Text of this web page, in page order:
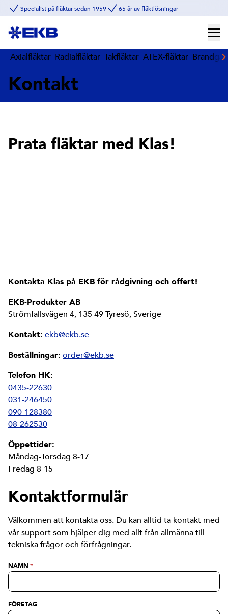
Specialist på fläktar sedan 1959 65 år av fläktlösningar
Axialfläktar Radialfläktar Takfläktar ATEX-fläktar
Kontakt
Prata fläktar med Klas!
Kontakta Klas på EKB för rådgivning och offert!
EKB-Produkter AB
Strömfallsvägen 4, 135 49 Tyresö, Sverige
Kontakt: ekb@ekb.se
Beställningar: order@ekb.se
Telefon HK:
0435-22630
031-246450
090-128380
08-262530
Öppettider:
Måndag-Torsdag 8-17
Fredag 8-15
Kontaktformulär
Välkommen att kontakta oss. Du kan alltid ta kontakt med
vår support som hjälper dig med allt från allmänna till
tekniska frågor och förfrågningar.
NAMN *
FÖRETAG